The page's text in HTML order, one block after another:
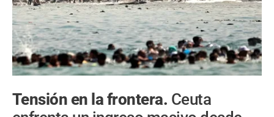
Tensión en la frontera. Ceuta